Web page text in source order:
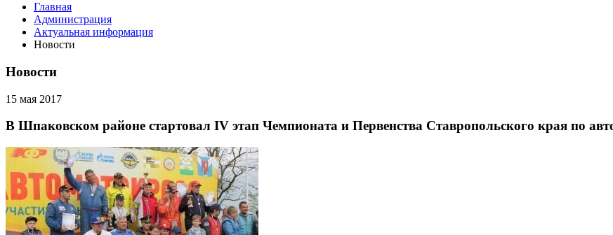
Главная
Администрация
Актуальная информация
Новости
Новости
15 мая 2017
В Шпаковском районе стартовал IV этап Чемпионата и Первенства Ставропольского края по